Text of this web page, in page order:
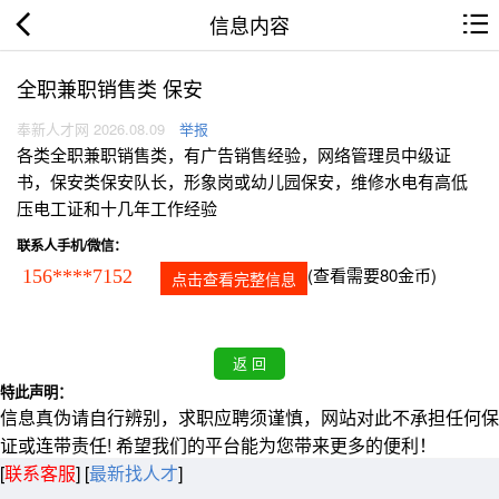
信息内容
全职兼职销售类 保安
奉新人才网 2026.08.09 举报
各类全职兼职销售类，有广告销售经验，网络管理员中级证
书，保安类保安队长，形象岗或幼儿园保安，维修水电有高低
压电工证和十几年工作经验
联系人手机/微信：
156****7152 点击查看完整信息 (查看需要80金币)
特此声明：
信息真伪请自行辨别，求职应聘须谨慎，网站对此不承担任何保
证或连带责任! 希望我们的平台能为您带来更多的便利！
[联系客服] [最新找人才]